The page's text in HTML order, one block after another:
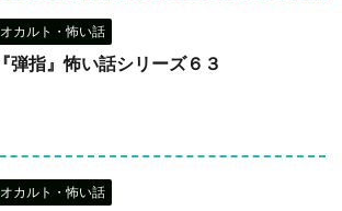
オカルト・怖い話
『弾指』怖い話シリーズ６３
オカルト・怖い話